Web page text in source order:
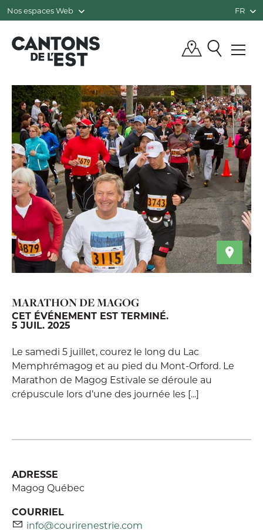
Nos espaces Web FR
MARATHON DE MAGOG
CET ÉVÉNEMENT EST TERMINÉ.
5 JUIL. 2025
Le samedi 5 juillet, courez le long du Lac
Memphrémagog et au pied du Mont-Orford. Le
Marathon de Magog Estivale se déroule au
crépuscule lors d’une des journée les [...]
ADRESSE
Magog Québec
COURRIEL
info@courirenestrie.com